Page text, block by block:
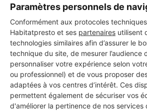
Paramètres personnels de
Conformément aux protocoles
Habitatpresto et ses partenaires utilisent
technologies similaires afin d’assurer le
technique du site, de mesurer l’audience
personnaliser votre expérience selon
ou professionnel) et de vous proposer
adaptées à vos centres d’intérêt. Ces
permettent également de sécuriser vos
d'améliorer la pertinence de nos services
Vignonet
ROYALENERGIE
Vignonet
Voir sa fiche